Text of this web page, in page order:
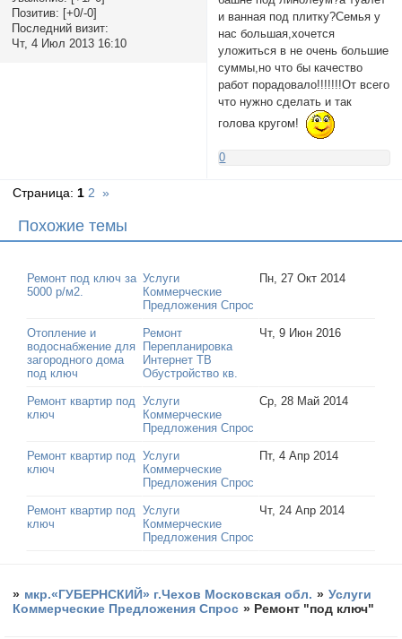
Позитив: [+0/-0]
Последний визит:
Чт, 4 Июл 2013 16:10
и ванная под плитку?Семья у
нас большая,хочется
уложиться в не очень большие
суммы,но что бы качество
работ порадовало!!!!!!!От всего
что нужно сделать и так
голова кругом!
0
Страница: 1 2 »
Похожие темы
Ремонт под ключ за
5000 р/м2.
Услуги
Коммерческие
Предложения Спрос
Пн, 27 Окт 2014
Отопление и
водоснабжение для
загородного дома
под ключ
Ремонт
Перепланировка
Интернет ТВ
Обустройство кв.
Чт, 9 Июн 2016
Ремонт квартир под
ключ
Услуги
Коммерческие
Предложения Спрос
Ср, 28 Май 2014
Ремонт квартир под
ключ
Услуги
Коммерческие
Предложения Спрос
Пт, 4 Апр 2014
Ремонт квартир под
ключ
Услуги
Коммерческие
Предложения Спрос
Чт, 24 Апр 2014
» мкр.«ГУБЕРНСКИЙ» г.Чехов Московская обл. » Услуги
Коммерческие Предложения Спрос » Ремонт "под ключ"